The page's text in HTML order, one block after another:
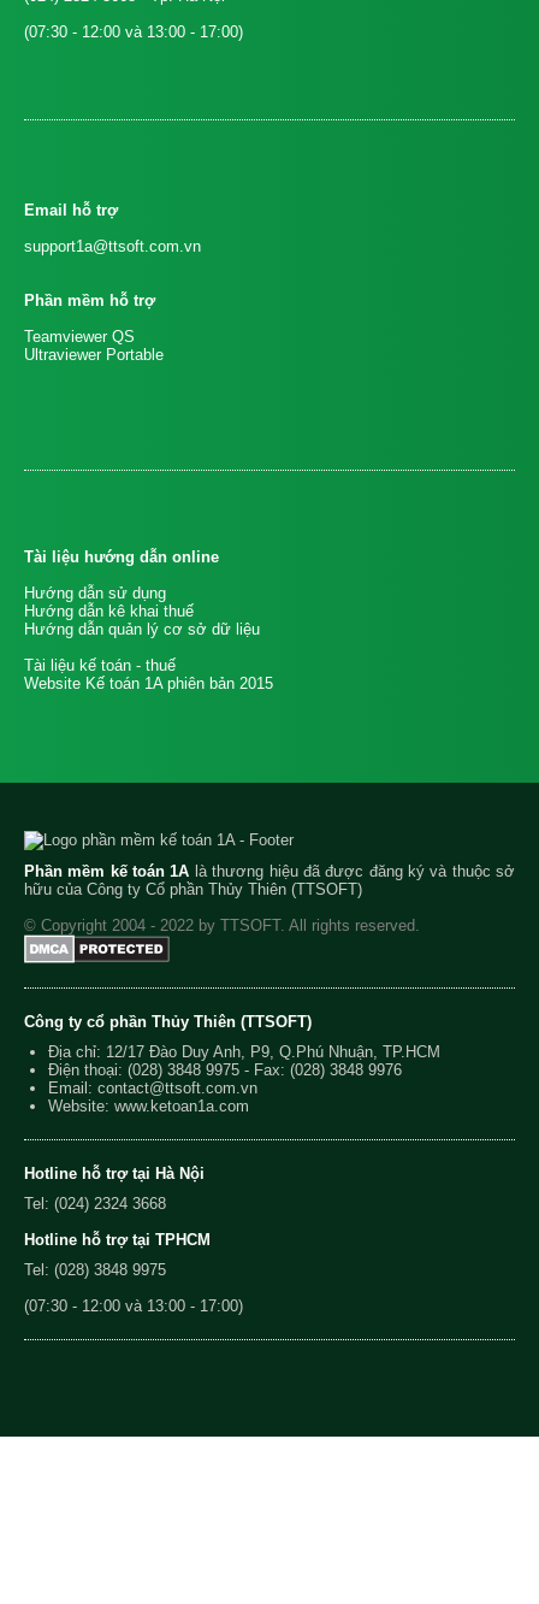
(07:30 - 12:00 và 13:00 - 17:00)
Email hỗ trợ
support1a@ttsoft.com.vn
Phần mềm hỗ trợ
Teamviewer QS
Ultraviewer Portable
Tài liệu hướng dẫn online
Hướng dẫn sử dụng
Hướng dẫn kê khai thuế
Hướng dẫn quản lý cơ sở dữ liệu
Tài liệu kế toán - thuế
Website Kế toán 1A phiên bản 2015
Phần mềm kế toán 1A là thương hiệu đã được đăng ký và thuộc sở
hữu của Công ty Cổ phần Thủy Thiên (TTSOFT)
© Copyright 2004 - 2022 by TTSOFT. All rights reserved.
Công ty cổ phần Thủy Thiên (TTSOFT)
Địa chỉ: 12/17 Đào Duy Anh, P9, Q.Phú Nhuận, TP.HCM
Điện thoại: (028) 3848 9975 - Fax: (028) 3848 9976
Email: contact@ttsoft.com.vn
Website: www.ketoan1a.com
Hotline hỗ trợ tại Hà Nội
Tel: (024) 2324 3668
Hotline hỗ trợ tại TPHCM
Tel: (028) 3848 9975
(07:30 - 12:00 và 13:00 - 17:00)